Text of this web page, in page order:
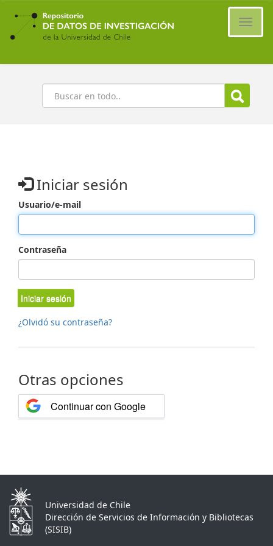
Ir
contenido
principal
Buscar
Iniciar sesión
Usuario/e-mail
Contraseña
Iniciar sesión
¿Olvidó su contraseña?
Otras opciones
Continuar con Google
Universidad de Chile
Dirección de Servicios de Información y Bibliotecas
(SISIB)